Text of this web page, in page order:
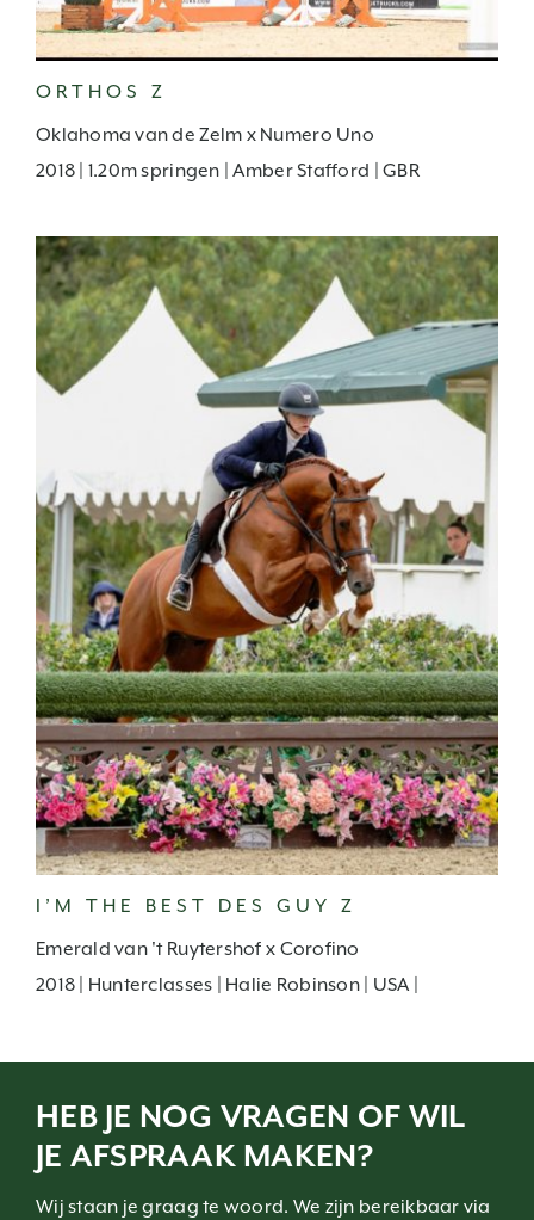
ORTHOS Z
Oklahoma van de Zelm x Numero Uno
2018 | 1.20m springen | Amber Stafford | GBR
I’M THE BEST DES GUY Z
Emerald van 't Ruytershof x Corofino
2018 | Hunterclasses | Halie Robinson | USA |
HEB JE NOG VRAGEN OF WIL
JE AFSPRAAK MAKEN?
Wij staan je graag te woord. We zijn bereikbaar via